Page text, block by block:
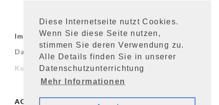
Diese Internetseite nutzt Cookies.
Wenn Sie diese Seite nutzen,
stimmen Sie deren Verwendung zu.
Alle Details finden Sie in unserer
Datenschutzunterrichtung
Mehr Informationen
Impressum
Impressum
Datenschutz
Datenschutz
Kontakt
Kontakt
AGB
AGB